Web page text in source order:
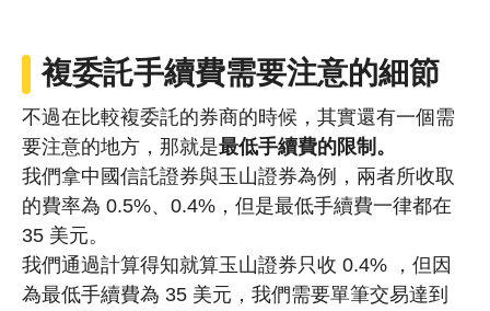
複委託手續費需要注意的細節
不過在比較複委託的券商的時候，其實還有一個需
要注意的地方，那就是最低手續費的限制。
我們拿中國信託證券與玉山證券為例，兩者所收取
的費率為 0.5%、0.4%，但是最低手續費一律都在
35 美元。
我們通過計算得知就算玉山證券只收 0.4% ，但因
為最低手續費為 35 美元，我們需要單筆交易達到